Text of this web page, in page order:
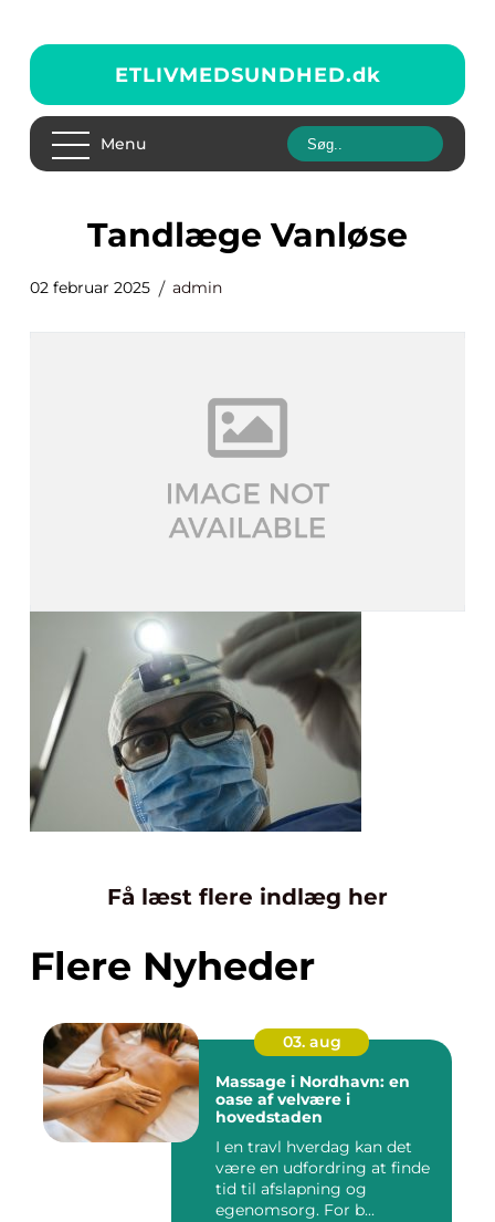
ETLIVMEDSUNDHED.dk
Menu
Tandlæge Vanløse
02 februar 2025 admin
Få læst flere indlæg her
Flere Nyheder
03. aug
Massage i Nordhavn: en
oase af velvære i
hovedstaden
I en travl hverdag kan det
være en udfordring at finde
tid til afslapning og
egenomsorg. For b...